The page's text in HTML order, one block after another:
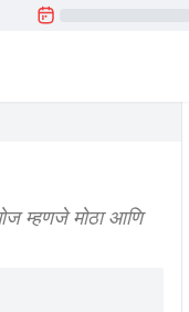
म्हणजे मोठा आणि